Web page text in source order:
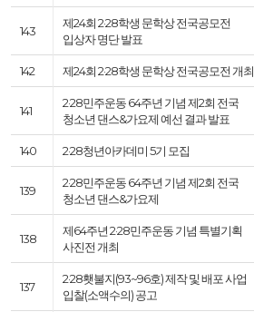
143
제24회 2·28학생 문학상 전국공모전
입상자 명단 발표
142 제24회 2·28학생 문학상 전국공모전 개최
141
2·28민주운동 64주년 기념 제2회 전국
청소년 댄스&가요제 예선 결과 발표
140 2·28청년아카데미 5기 모집
139
2·28민주운동 64주년 기념 제2회 전국
청소년 댄스&가요제
138
제64주년 2·28민주운동 기념 특별기획
사진전 개최
137
2·28횃불지(93~96호) 제작 및 배포 사업
입찰(소액수의) 공고